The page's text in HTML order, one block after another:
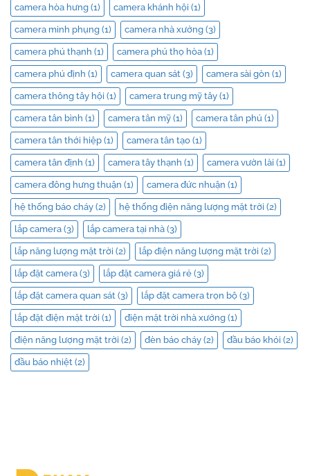
camera hòa hưng (1) camera khánh hội (1)
camera minh phụng (1) camera nhà xưởng (3)
camera phú thạnh (1) camera phú thọ hòa (1)
camera phú định (1) camera quan sát (3) camera sài gòn (1)
camera thông tây hội (1) camera trung mỹ tây (1)
camera tân bình (1) camera tân mỹ (1) camera tân phú (1)
camera tân thới hiệp (1) camera tân tạo (1)
camera tân định (1) camera tây thạnh (1) camera vườn lài (1)
camera đông hưng thuận (1) camera đức nhuận (1)
hệ thống báo cháy (2) hệ thống điện năng lượng mặt trời (2)
lắp camera (3) lắp camera tại nhà (3)
lắp năng lượng mặt trời (2) lắp điện năng lượng mặt trời (2)
lắp đặt camera (3) lắp đặt camera giá rẻ (3)
lắp đặt camera quan sát (3) lắp đặt camera trọn bộ (3)
lắp đặt điện mặt trời (1) điện mặt trời nhà xưởng (1)
điện năng lượng mặt trời (2) đèn báo cháy (2) đầu báo khói (2)
đầu báo nhiệt (2)